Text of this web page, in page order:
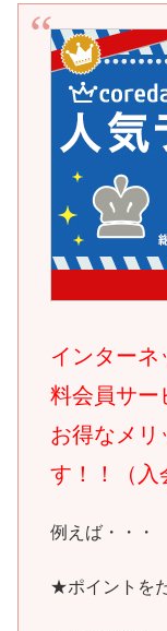
インターネ
料会員サー
お得なメリ
す！！（入
例えば・・・
★ポイントを